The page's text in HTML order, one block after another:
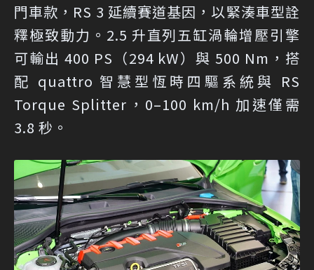
門車款，RS 3 延續賽道基因，以緊湊車型詮
釋極致動力。2.5 升直列五缸渦輪增壓引擎
可輸出 400 PS（294 kW）與 500 Nm，搭
配 quattro 智慧型恆時四驅系統與 RS
Torque Splitter，0–100 km/h 加速僅需
3.8 秒。